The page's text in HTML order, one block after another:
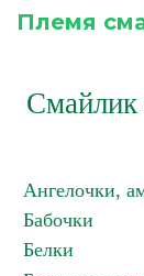
Племя
Смайлик
Ангелочки,
Бабочки
Белки